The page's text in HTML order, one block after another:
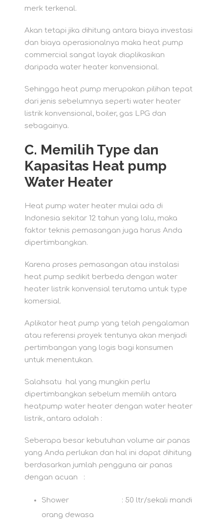
merk terkenal.
Akan tetapi jika dihitung antara biaya investasi
dan biaya operasionalnya maka heat pump
commercial sangat layak diaplikasikan
daripada water heater konvensional.
Sehingga heat pump merupakan pilihan tepat
dari jenis sebelumnya seperti water heater
listrik konvensional, boiler, gas LPG dan
sebagainya.
C. Memilih Type dan
Kapasitas Heat pump
Water Heater
Heat pump water heater mulai ada di
Indonesia sekitar 12 tahun yang lalu, maka
faktor teknis pemasangan juga harus Anda
dipertimbangkan.
Karena proses pemasangan atau instalasi
heat pump sedikit berbeda dengan water
heater listrik konvensial terutama untuk type
komersial.
Aplikator heat pump yang telah pengalaman
atau referensi proyek tentunya akan menjadi
pertimbangan yang logis bagi konsumen
untuk menentukan.
Salahsatu hal yang mungkin perlu
dipertimbangkan sebelum memilih antara
heatpump water heater dengan water heater
listrik, antara adalah :
Seberapa besar kebutuhan volume air panas
yang Anda perlukan dan hal ini dapat dihitung
berdasarkan jumlah pengguna air panas
dengan acuan :
Shower : 50 ltr/sekali mandi
orang dewasa